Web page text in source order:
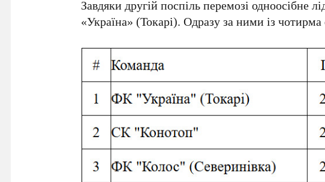
Завдяки другій поспіль перемозі одноосібне
«Україна» (Токарі). Одразу за ними із